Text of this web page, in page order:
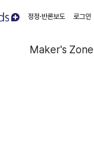
정정·반론보도 로그인
Maker's Zone